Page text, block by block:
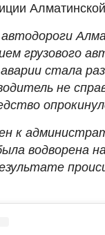
грузового
стала
не
к
водворена